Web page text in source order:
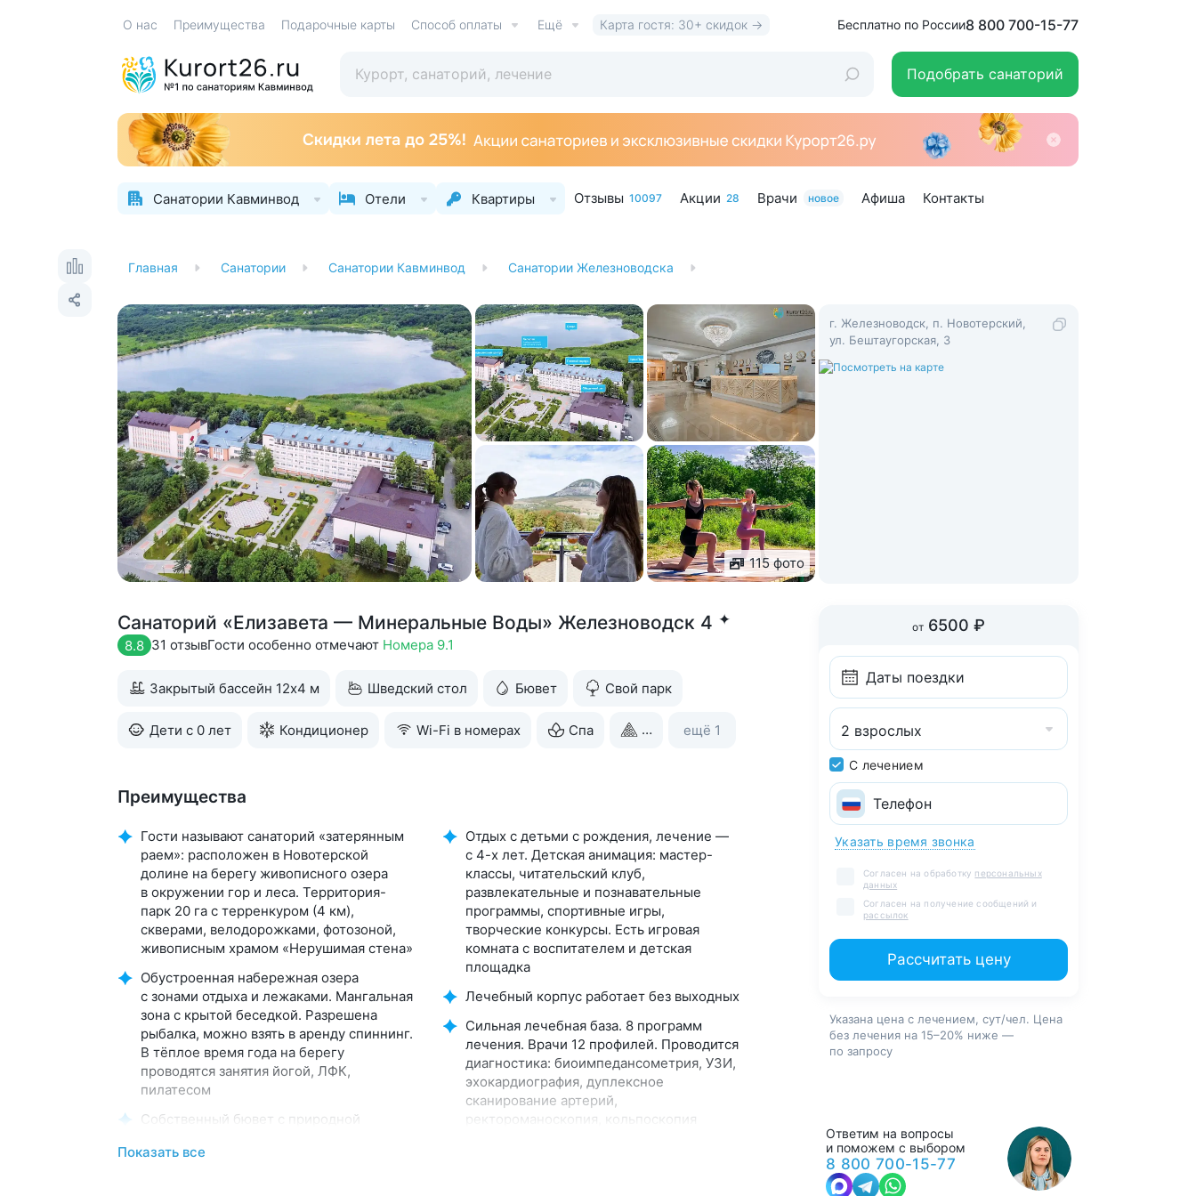
О нас Преимущества Подарочные карты Способ оплаты Ещё Карта гостя: 30+ скидок → Бесплатно по России8 800 700-15-77
Подобрать санаторий
Санатории Кавминвод Отели Квартиры Отзывы 10097 Акции 28 Врачи новое Афиша Контакты
Главная Санатории Санатории Кавминвод Санатории Железноводска
115 фото
г. Железноводск, п. Новотерский,
ул. Бештаугорская, 3
Санаторий «Елизавета — Минеральные Воды» Железноводск 4 ✦
8.8 31 отзывГости особенно отмечают Номера 9.1
Закрытый бассейн 12х4 м Шведский стол Бювет Свой парк
Дети с 0 лет Кондиционер Wi-Fi в номерах Спа Бильярдещё 1
Преимущества
Гости называют санаторий «затерянным
раем»: расположен в Новотерской
долине на берегу живописного озера
в окружении гор и леса. Территория-
парк 20 га с терренкуром (4 км),
скверами, велодорожками, фотозоной,
живописным храмом «Нерушимая стена»
Обустроенная набережная озера
с зонами отдыха и лежаками. Мангальная
зона с крытой беседкой. Разрешена
рыбалка, можно взять в аренду спиннинг.
В тёплое время года на берегу
проводятся занятия йогой, ЛФК,
пилатесом
Собственный бювет с природной
(горячая и холодная)
Отдых с детьми с рождения, лечение —
с 4-х лет. Детская анимация: мастер-
классы, читательский клуб,
развлекательные и познавательные
программы, спортивные игры,
творческие конкурсы. Есть игровая
комната с воспитателем и детская
площадка
Лечебный корпус работает без выходных
Сильная лечебная база. 8 программ
лечения. Врачи 12 профилей. Проводится
диагностика: биоимпедансометрия, УЗИ,
эхокардиография, дуплексное
сканирование артерий,
ректороманоскопия, кольпоскопия
Показать все
от 6500 ₽
2 взрослых
С лечением
Указать время звонка
Согласен на обработку персональных
данных
Согласен на получение сообщений и
рассылок
Рассчитать цену
Указана цена с лечением, сут/чел. Цена
без лечения на 15–20% ниже —
по запросу
Ответим на вопросы
и поможем с выбором
8 800 700-15-77